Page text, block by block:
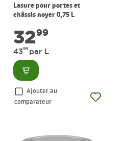
Lasure pour portes et
châssis noyer 0,75 L
3299
4399 par L
Consulter
Ajouter au
comparateur